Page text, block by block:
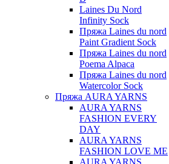
Laines Du Nord
Infinity Sock
Пряжа Laines du nord
Paint Gradient Sock
Пряжа Laines du nord
Poema Alpaca
Пряжа Laines du nord
Watercolor Sock
Пряжа AURA YARNS
AURA YARNS
FASHION EVERY
DAY
AURA YARNS
FASHION LOVE ME
AURA YARNS